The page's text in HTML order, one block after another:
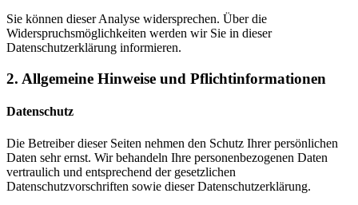
Sie können dieser Analyse widersprechen. Über die
Widerspruchsmöglichkeiten werden wir Sie in dieser
Datenschutzerklärung informieren.
2. Allgemeine Hinweise und Pflichtinformationen
Datenschutz
Die Betreiber dieser Seiten nehmen den Schutz Ihrer persönlichen
Daten sehr ernst. Wir behandeln Ihre personenbezogenen Daten
vertraulich und entsprechend der gesetzlichen
Datenschutzvorschriften sowie dieser Datenschutzerklärung.